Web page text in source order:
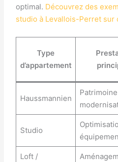
optimal. Découvrez des
studio à Levallois-Perret sur
Type
d’appartement
Haussmannien
Studio
Loft /